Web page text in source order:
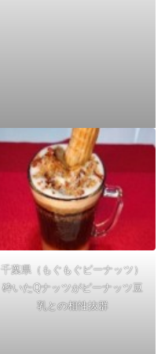
千葉県（もぐもぐピーナッツ）
砕いたQナッツがピーナッツ豆
乳との相性抜群